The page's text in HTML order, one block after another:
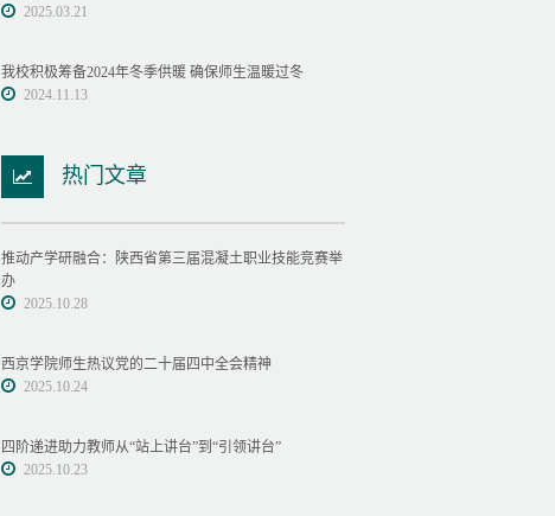
2025.03.21
我校积极筹备2024年冬季供暖 确保师生温暖过冬
2024.11.13
热门文章
推动产学研融合：陕西省第三届混凝土职业技能竞赛举
办
2025.10.28
西京学院师生热议党的二十届四中全会精神
2025.10.24
四阶递进助力教师从“站上讲台”到“引领讲台”
2025.10.23